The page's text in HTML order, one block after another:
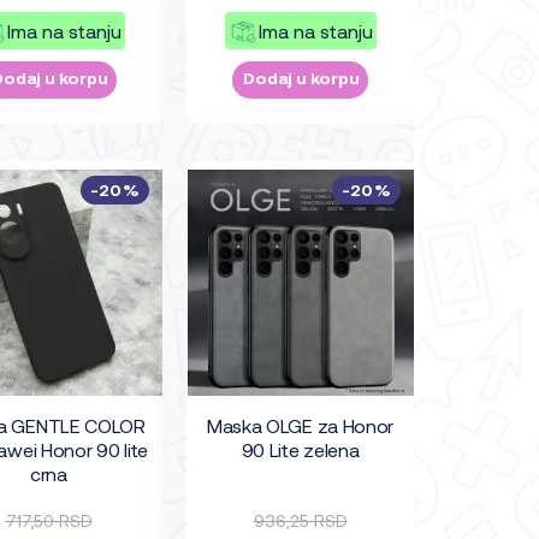
Ima na stanju
u korpu
Ima na stanju
Dodaj u korpu
GENTLE COLOR
Honor 90 lite
crna
717,50 RSD
-20%
Maska OLGE za Honor
90 Lite zelena
936,25 RSD
-20%